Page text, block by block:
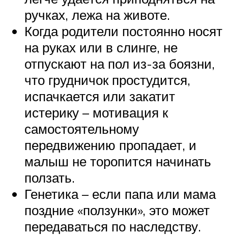
ручках, лежа на животе.
Когда родители постоянно носят
на руках или в слинге, не
отпускают на пол из-за боязни,
что грудничок простудится,
испачкается или закатит
истерику – мотивация к
самостоятельному
передвижению пропадает, и
малыш не торопится начинать
ползать.
Генетика – если папа или мама
поздние «ползунки», это может
передаваться по наследству.